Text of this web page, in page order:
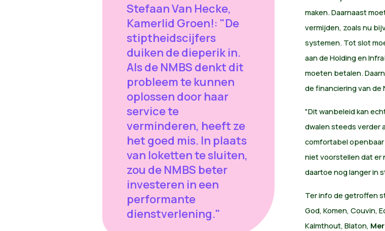
Stefaan Van Hecke,
Kamerlid Groen!: "De
stiptheidscijfers
duiken de dieperik in.
Als de NMBS denkt dit
probleem te kunnen
oplossen door haar
service te
verminderen, heeft ze
het goed mis. In plaats
van loketten te sluiten,
zou de NMBS beter
investeren in een
performante
dienstverlening."
maken. Daarnaast
vermijden, zoals nu
systemen. Tot slot
aan de Holding en
moeten betalen.
de financiering van de
"Dit wanbeleid kan
dwalen steeds verder
comfortabel openbaar
niet voorstellen dat er
daartoe nog langer in
Ter info de getroffen
God, Komen, Couvin,
Kalmthout, Blaton,